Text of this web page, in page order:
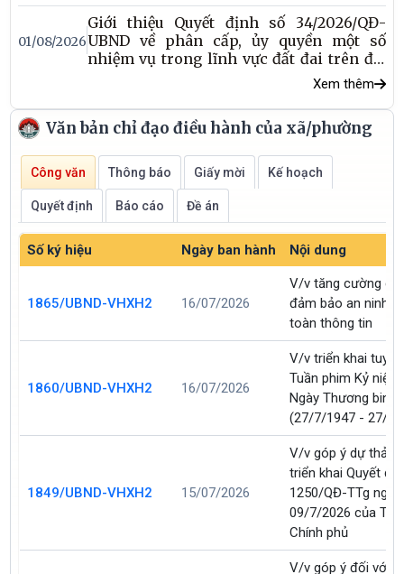
01/08/2026
Giới thiệu Quyết định số 34/2026/QĐ-
UBND về phân cấp, ủy quyền một số
nhiệm vụ trong lĩnh vực đất đai trên địa
Xem thêm
Văn bản chỉ đạo điều hành của xã/phường
Công văn Thông báo Giấy mời Kế hoạch
Quyết định Báo cáo Đề án
Số ký hiệu Ngày ban hành Nội dung
1865/UBND-VHXH2 16/07/2026
V/v tăng cường
đảm bảo an ninh
toàn thông tin
1860/UBND-VHXH2 16/07/2026
V/v triển khai
Tuần phim Kỷ
Ngày Thương binh
(27/7/1947 - 27/7/
1849/UBND-VHXH2 15/07/2026
V/v góp ý dự thảo
triển khai Quyết
1250/QĐ-TTg ngày
09/7/2026 của
Chính phủ
V/v góp ý đối với